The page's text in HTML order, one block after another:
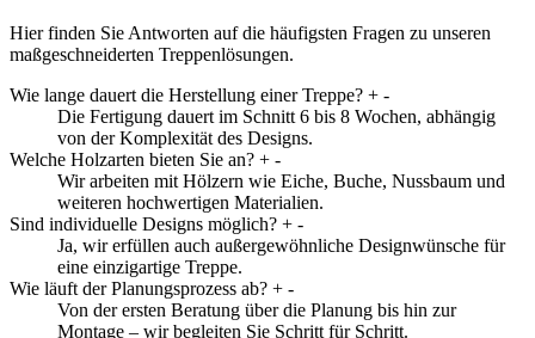
Hier finden Sie Antworten auf die häufigsten Fragen zu unseren
maßgeschneiderten Treppenlösungen.
Wie lange dauert die Herstellung einer Treppe? + -
Die Fertigung dauert im Schnitt 6 bis 8 Wochen, abhängig
von der Komplexität des Designs.
Welche Holzarten bieten Sie an? + -
Wir arbeiten mit Hölzern wie Eiche, Buche, Nussbaum und
weiteren hochwertigen Materialien.
Sind individuelle Designs möglich? + -
Ja, wir erfüllen auch außergewöhnliche Designwünsche für
eine einzigartige Treppe.
Wie läuft der Planungsprozess ab? + -
Von der ersten Beratung über die Planung bis hin zur
Montage – wir begleiten Sie Schritt für Schritt.